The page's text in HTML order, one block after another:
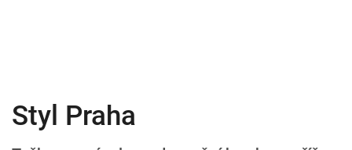
Styl Praha